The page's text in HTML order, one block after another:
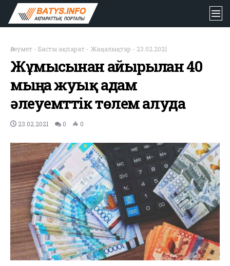
Әлеумет - Басты ақпарат - Жаңалықтар - 23.02.2021
Жұмысынан айырылған 40
мыңға жуық адам
әлеуемттік төлем алуда
23.02.2021 0 0